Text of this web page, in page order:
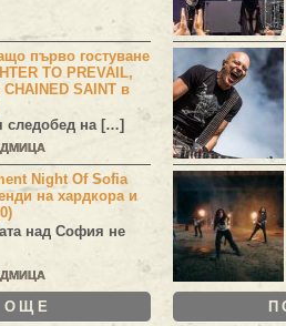
първо гостуване
TO PREVAIL,
CHAINED SAINT в
следобед на […]
Night Of Sofia
на хардкора и
над София не
ОЩЕ